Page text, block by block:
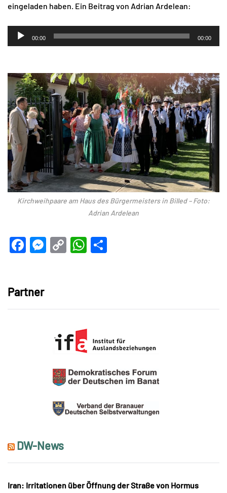
eingeladen haben. Ein Beitrag von Adrian Ardelean:
Audio-
Player
00:00 00:00
Kirchweihpaare am Haus des Bürgermeisters in Billed – Foto:
Adrian Ardelean
Facebook
Messenger
CopyWhatsApp
Partner
DW-News
Iran: Irritationen über Öffnung der Straße von Hormus